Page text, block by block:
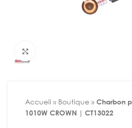
Accueil » Boutique » Charbon
1010W CROWN | CT13022